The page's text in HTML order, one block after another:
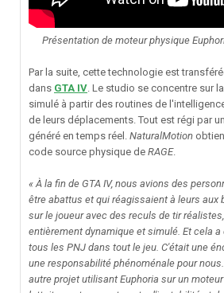
Présentation de moteur physique
Par la suite, cette technologie est
dans GTA IV. Le studio se concentre sur
simulé à partir des routines de
de leurs déplacements. Tout est régi par
généré en temps réel. NaturalMotion
code source physique de RAGE.
« À la fin de GTA IV, nous avions des
être abattus et qui réagissaient à leurs aux
sur le joueur avec des reculs de tir
entièrement dynamique et simulé. Et cela
tous les PNJ dans tout le jeu. C'était une
une responsabilité phénoménale pour
autre projet utilisant Euphoria sur un